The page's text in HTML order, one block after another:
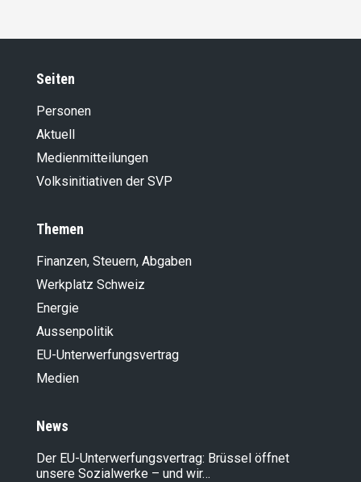
Seiten
Personen
Aktuell
Medienmitteilungen
Volksinitiativen der SVP
Themen
Finanzen, Steuern, Abgaben
Werkplatz Schweiz
Energie
Aussenpolitik
EU-Unterwerfungsvertrag
Medien
News
Der EU-Unterwerfungsvertrag: Brüssel öffnet
unsere Sozialwerke – und wir…